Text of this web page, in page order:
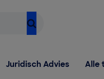
Juridisch Advies Alle